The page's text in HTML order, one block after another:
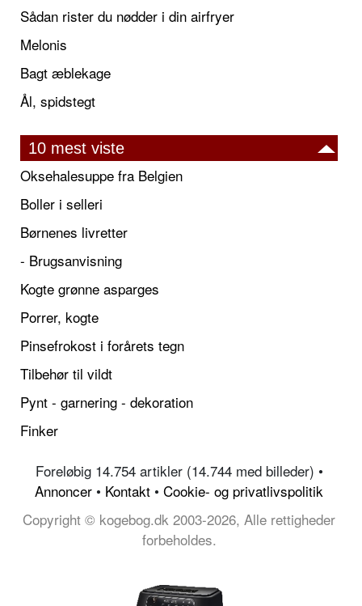
Sådan rister du nødder i din airfryer
Melonis
Bagt æblekage
Ål, spidstegt
10 mest viste
Oksehalesuppe fra Belgien
Boller i selleri
Børnenes livretter
- Brugsanvisning
Kogte grønne asparges
Porrer, kogte
Pinsefrokost i forårets tegn
Tilbehør til vildt
Pynt - garnering - dekoration
Finker
Foreløbig 14.754 artikler (14.744 med billeder) •
Annoncer • Kontakt • Cookie- og privatlivspolitik
Copyright © kogebog.dk 2003-2026, Alle rettigheder
forbeholdes.